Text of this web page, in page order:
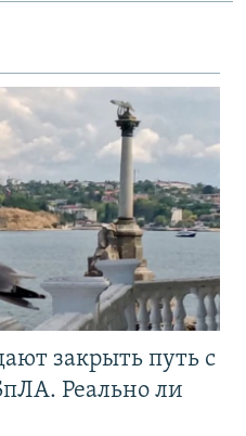
закрыть путь с
Реально ли